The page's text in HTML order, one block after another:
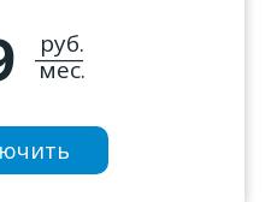
руб.
_____
мес.